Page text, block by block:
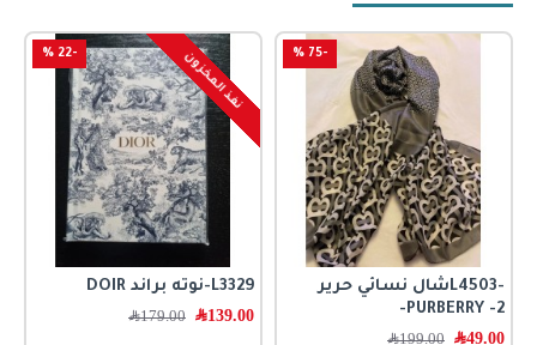
-75 %
-L4503شال نسائي حرير
PURBERRY -2-
49.00﷼ 199.00﷼
-22 % نفذ المخزون
L3329-نوته براند DOIR
139.00﷼ 179.00﷼